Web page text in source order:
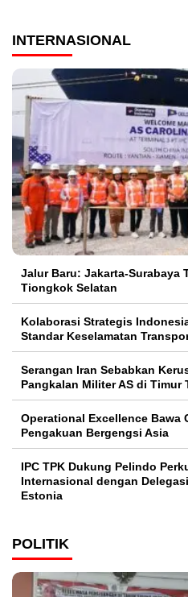
INTERNASIONAL
Jalur Baru: Jakarta-Surabaya
Tiongkok Selatan
Kolaborasi Strategis
Standar Keselamatan
Serangan Iran Sebabkan
Pangkalan Militer AS di Timur
Operational Excellence Bawa
Pengakuan Bergengsi Asia
IPC TPK Dukung Pelindo
Internasional dengan
Estonia
POLITIK